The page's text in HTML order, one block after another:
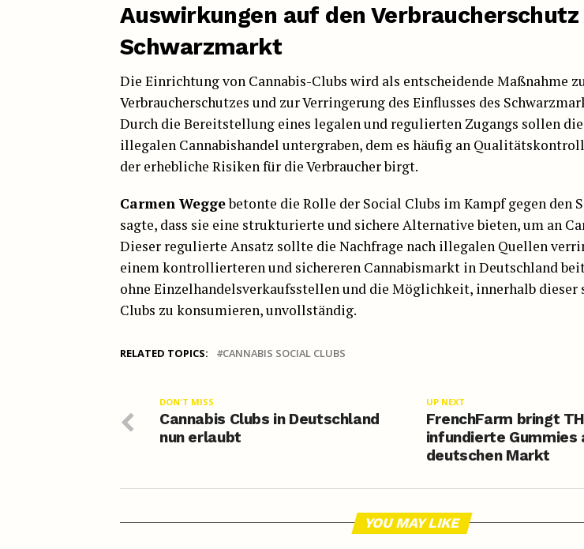
Auswirkungen auf den Verbraucherschutz
Schwarzmarkt
Die Einrichtung von Cannabis-Clubs wird als entscheidende Maßnahme
Verbraucherschutzes und zur Verringerung des Einflusses des
Durch die Bereitstellung eines legalen und regulierten Zugangs sollen
illegalen Cannabishandel untergraben, dem es häufig an
der erhebliche Risiken für die Verbraucher birgt.
Carmen Weggebetonte die Rolle der Social Clubs im Kampf gegen den
sagte, dass sie eine strukturierte und sichere Alternative bieten, um an
Dieser regulierte Ansatz sollte die Nachfrage nach illegalen Quellen
einem kontrollierteren und sichereren Cannabismarkt in Deutschland
ohne Einzelhandelsverkaufsstellen und die Möglichkeit, innerhalb dieser
Clubs zu konsumieren, unvollständig.
RELATED TOPICS: CANNABIS SOCIAL CLUBS
UP NEXT
FrenchFarm bringt
infundierte Gummies
deutschen Markt
DON'T MISS
Cannabis Clubs in Deutschland
nun erlaubt
YOU MAY LIKE